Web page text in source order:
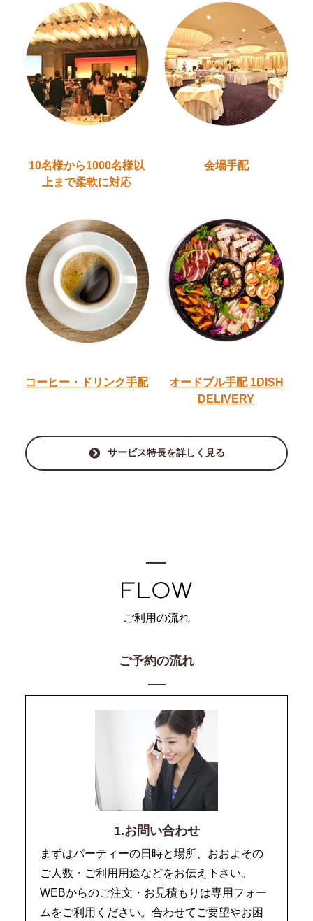
10名様から1000名様以
上 まで柔軟に対応
会場手配
コーヒー・ドリンク手配 オードブル手配1DISH
DELIVERY
サービス特長を詳しく見る
ご利用の流れ
ご予約の流れ
1.お問い合わせ
まずはパーティーの日時と場所、おおよその
ご人数・ご利用用途などをお伝え下さい。
WEBからのご注文・お見積もりは専用フォー
ムをご利用ください。合わせてご要望やお困